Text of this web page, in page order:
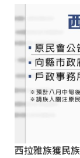
西拉雅族獲民